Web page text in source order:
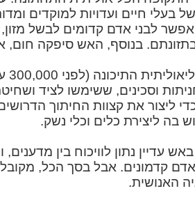
בעלי חיים ועדויות למוקדים
לבני אדם קדומים לבשל
בנוסף, האש סיפקה חום,
וסכינים, ששימשו לציד
ליצור את קצוות החיתוך
בה ליצירת כלים וכלי נשק.
עדיין נתון לוויכוח בין
קדמונים. אבל בסך הכל,
האנושית.